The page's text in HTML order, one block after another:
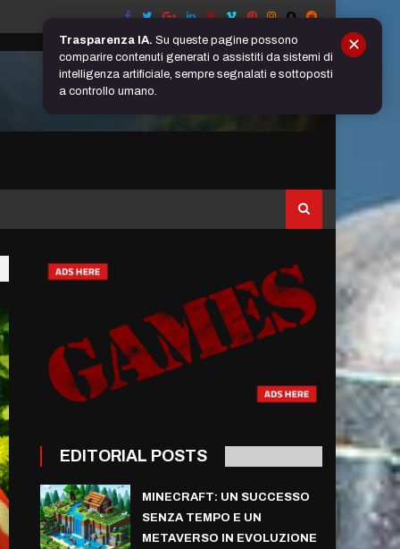
EDITORIAL POSTS
MINECRAFT: UN SUCCESSO
SENZA TEMPO E UN
METAVERSO IN EVOLUZIONE
Trasparenza IA. Su queste pagine possono
comparire contenuti generati o assistiti da sistemi di
intelligenza artificiale, sempre segnalati e sottoposti
a controllo umano.
✕